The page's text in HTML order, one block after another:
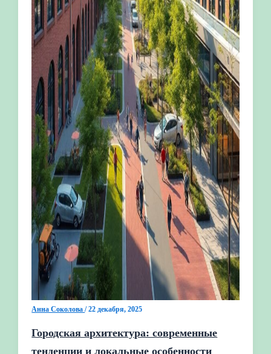
Анна Соколова/22 декабря, 2025
Городская архитектура: современные
тенденции и локальные особенности